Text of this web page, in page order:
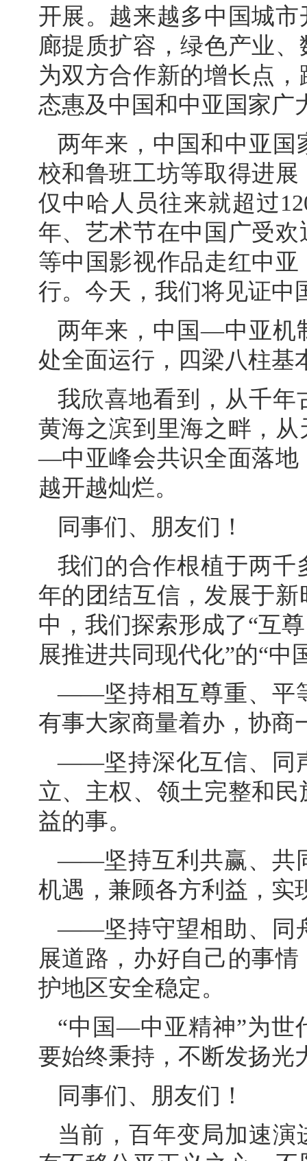
开展。越来越多中国城
廊提质扩容，绿色产业
为双方合作新的增长点
态惠及中国和中亚国家广
两年来，中国和中亚国
校和鲁班工坊等取得进
仅中哈人员往来就超过
年、艺术节在中国广受
等中国影视作品走红中
行。今天，我们将见证中
两年来，中国—中亚机
处全面运行，四梁八柱基
我欣喜地看到，从千年
黄海之滨到里海之畔，
—中亚峰会共识全面落地
越开越灿烂。
同事们、朋友们！
我们的合作根植于两千
年的团结互信，发展于
中，我们探索形成了“互
展推进共同现代化”的“
——坚持相互尊重、平
有事大家商量着办，协商
——坚持深化互信、同
立、主权、领土完整和
益的事。
——坚持互利共赢、共
机遇，兼顾各方利益，实
——坚持守望相助、同
展道路，办好自己的事
护地区安全稳定。
“中国—中亚精神”为世
要始终秉持，不断发扬光
同事们、朋友们！
当前，百年变局加速